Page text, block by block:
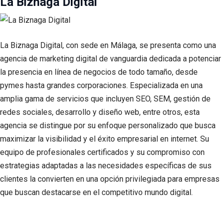
La Biznaga Digital, con sede en Málaga, se presenta como una
agencia de marketing digital de vanguardia dedicada a potenciar
la presencia en línea de negocios de todo tamaño, desde
pymes hasta grandes corporaciones. Especializada en una
amplia gama de servicios que incluyen SEO, SEM, gestión de
redes sociales, desarrollo y diseño web, entre otros, esta
agencia se distingue por su enfoque personalizado que busca
maximizar la visibilidad y el éxito empresarial en internet. Su
equipo de profesionales certificados y su compromiso con
estrategias adaptadas a las necesidades específicas de sus
clientes la convierten en una opción privilegiada para empresas
que buscan destacarse en el competitivo mundo digital.